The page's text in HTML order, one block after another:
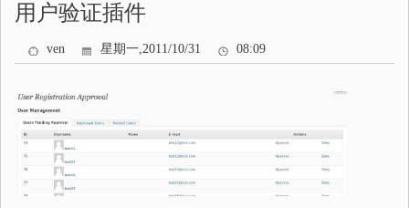
用户验证插件
ven 星期一,2011/10/31 08:09